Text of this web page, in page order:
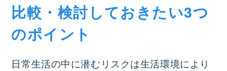
比較・検討しておきたい3つ
のポイント
日常生活の中に潜むリスクは生活環境により